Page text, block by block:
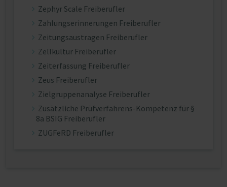
Zephyr Scale Freiberufler
Zahlungserinnerungen Freiberufler
Zeitungsaustragen Freiberufler
Zellkultur Freiberufler
Zeiterfassung Freiberufler
Zeus Freiberufler
Zielgruppenanalyse Freiberufler
Zusätzliche Prüfverfahrens-Kompetenz für §
8a BSIG Freiberufler
ZUGFeRD Freiberufler